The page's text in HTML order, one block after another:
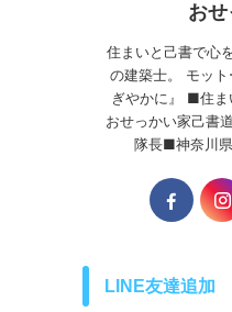
お
住まいと己書で心
の建築士。 モッ
ぎやかに』 ■住
おせっかい家己書
隊長■神奈川
LINE友達追加